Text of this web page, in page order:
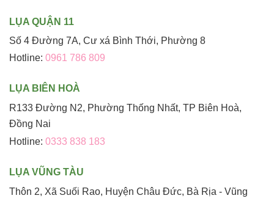
LỤA QUẬN 11
Số 4 Đường 7A, Cư xá Bình Thới, Phường 8
Hotline: 0961 786 809
LỤA BIÊN HOÀ
R133 Đường N2, Phường Thống Nhất, TP Biên Hoà,
Đồng Nai
Hotline: 0333 838 183
LỤA VŨNG TÀU
Thôn 2, Xã Suối Rao, Huyện Châu Đức, Bà Rịa - Vũng